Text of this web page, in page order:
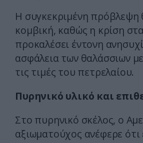
Η συγκεκριμένη πρόβλεψη
κομβική, καθώς η κρίση
προκαλέσει έντονη
ασφάλεια των θαλάσσιων
τις τιμές του πετρελαίου.
Πυρηνικό υλικό και
Στο πυρηνικό σκέλος, ο
αξιωματούχος ανέφερε ότι